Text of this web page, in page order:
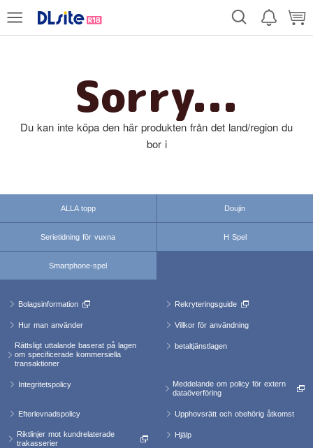
Sorry...
Du kan inte köpa den här produkten från det land/region du
bor i
ALLA topp Doujin
Serietidning för vuxna H Spel
Smartphone-spel
Bolagsinformation Rekryteringsguide
Hur man använder Villkor för användning
Rättsligt uttalande baserat på lagen
om specificerade kommersiella
transaktioner
betaltjänstlagen
Integritetspolicy
Meddelande om policy för extern
dataöverföring
Efterlevnadspolicy Upphovsrätt och obehörig åtkomst
Riktlinjer mot kundrelaterade
trakasserier
Hjälp